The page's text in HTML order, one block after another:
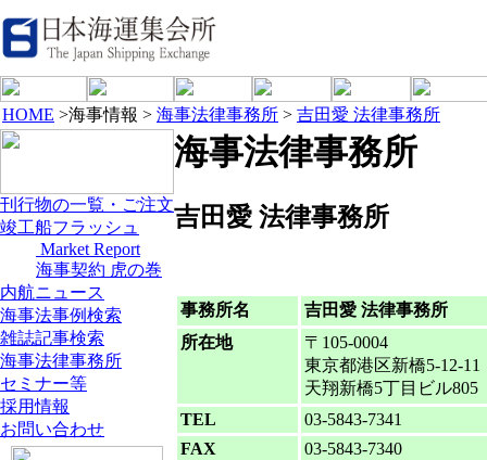
HOME >海事情報 > 海事法律事務所 > 吉田愛 法律事務所
刊行物の一覧・ご注文
竣工船フラッシュ
Market Report
海事契約 虎の巻
内航ニュース
海事法事例検索
雑誌記事検索
海事法律事務所
セミナー等
採用情報
お問い合わせ
海事法律事務所
吉田愛 法律事務所
事務所名
吉田愛 法律事務所
所在地
〒105-0004
東京都港区新橋5-12-11
天翔新橋5丁目ビル805
TEL
03-5843-7341
FAX
03-5843-7340